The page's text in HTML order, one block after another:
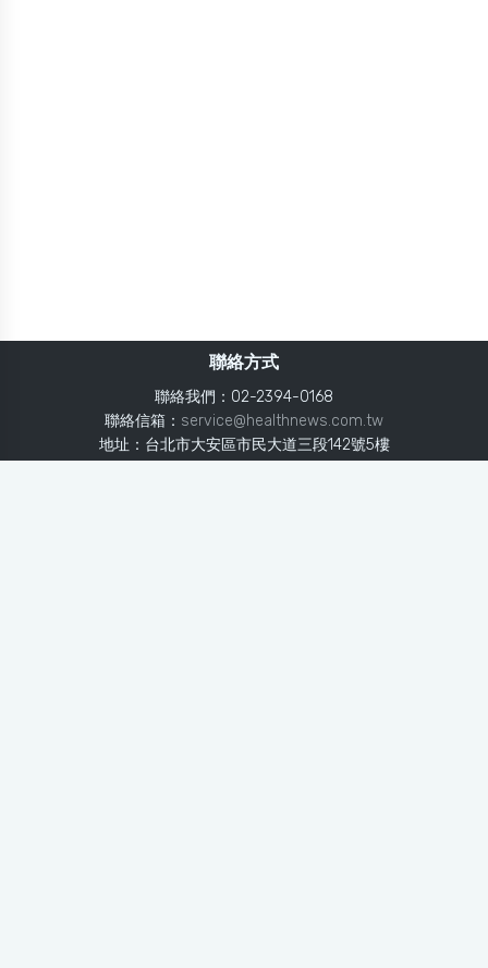
聯絡方式
聯絡我們：02-2394-0168
聯絡信箱： service@healthnews.com.tw
地址：台北市大安區市民大道三段142號5樓